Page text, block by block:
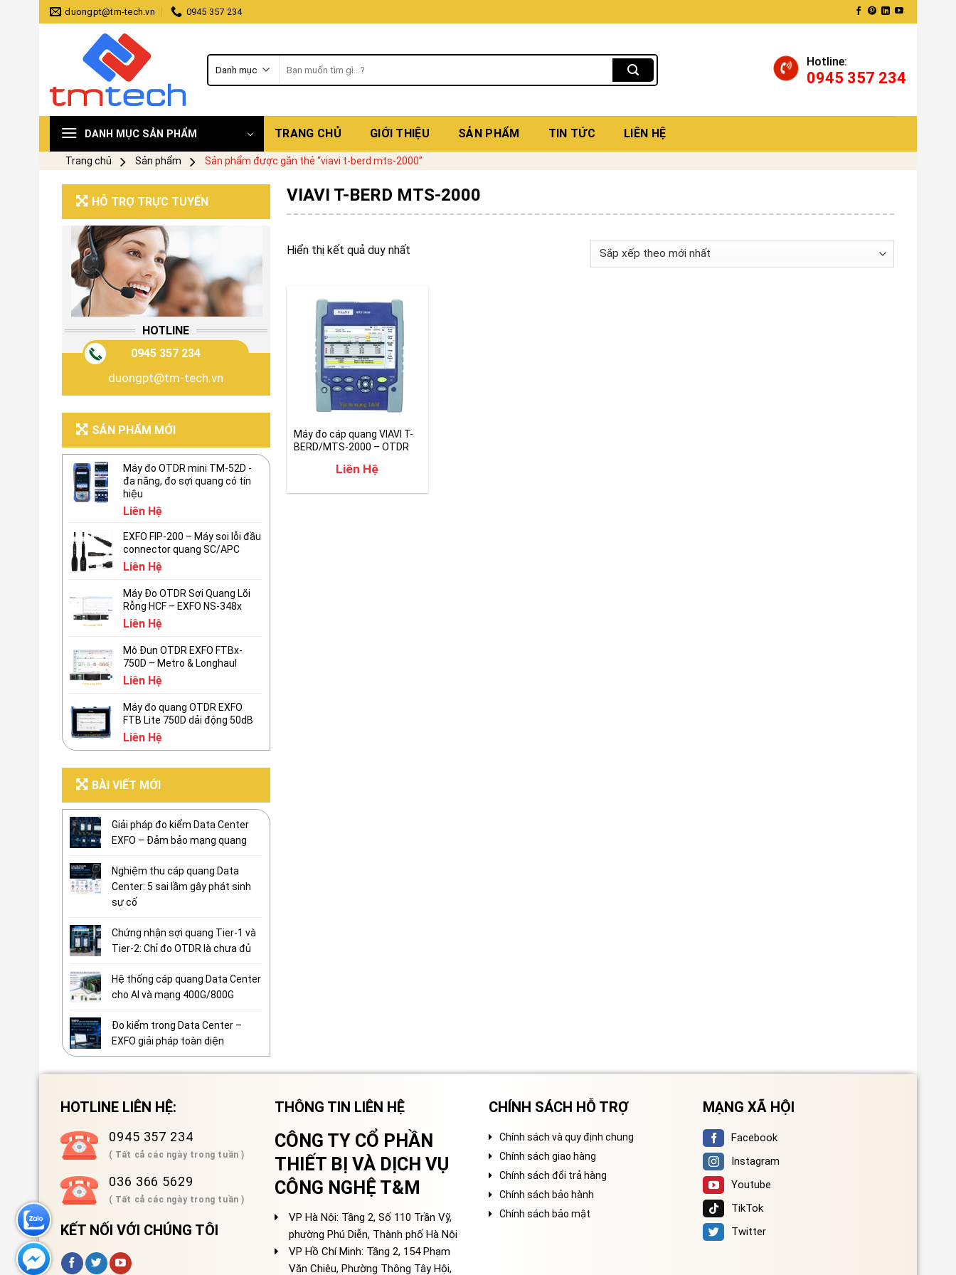
Skip
to
duongpt@tm-tech.vn 0945 357 234
kiếm:
Hotline:
0945 357 234
DANH MỤC SẢN PHẨM TRANG CHỦ GIỚI THIỆU SẢN PHẨM TIN TỨC LIÊN HỆ
Trang chủ Sản phẩm Sản phẩm được gắn thẻ “viavi t-berd mts-2000”
HỖ TRỢ TRỰC TUYẾN
HOTLINE
0945 357 234
duongpt@tm-tech.vn
SẢN PHẨM MỚI
Máy đo OTDR mini TM-52D -
đa năng, đo sợi quang có tín
hiệu
Liên Hệ
EXFO FIP-200 – Máy soi lỗi đầu
connector quang SC/APC
Liên Hệ
Máy Đo OTDR Sợi Quang Lõi
Rỗng HCF – EXFO NS-348x
Liên Hệ
Mô Đun OTDR EXFO FTBx-
750D – Metro & Longhaul
Liên Hệ
Máy đo quang OTDR EXFO
FTB Lite 750D dải động 50dB
Liên Hệ
BÀI VIẾT MỚI
Giải pháp đo kiểm Data Center
EXFO – Đảm bảo mạng quang
Nghiệm thu cáp quang Data
Center: 5 sai lầm gây phát sinh
sự cố
Chứng nhận sợi quang Tier-1 và
Tier-2: Chỉ đo OTDR là chưa đủ
Hệ thống cáp quang Data Center
cho AI và mạng 400G/800G
Đo kiểm trong Data Center –
EXFO giải pháp toàn diện
VIAVI T-BERD MTS-2000
Hiển thị kết quả duy nhất
Máy đo cáp quang VIAVI T-
BERD/MTS-2000 – OTDR
Liên Hệ
HOTLINE LIÊN HỆ:
0945 357 234
( Tất cả các ngày trong tuần )
036 366 5629
( Tất cả các ngày trong tuần )
KẾT NỐI VỚI CHÚNG TÔI
THÔNG TIN LIÊN HỆ
CÔNG TY CỔ PHẦN
THIẾT BỊ VÀ DỊCH VỤ
CÔNG NGHỆ T&M
VP Hà Nội: Tầng 2, Số 110 Trần Vỹ,
phường Phú Diễn, Thành phố Hà Nội
VP Hồ Chí Minh: Tầng 2, 154 Phạm
Văn Chiêu, Phường Thông Tây Hội,
CHÍNH SÁCH HỖ TRỢ
Chính sách và quy định chung
Chính sách giao hàng
Chính sách đổi trả hàng
Chính sách bảo hành
Chính sách bảo mật
MẠNG XÃ HỘI
Facebook
Instagram
Youtube
TikTok
Twitter